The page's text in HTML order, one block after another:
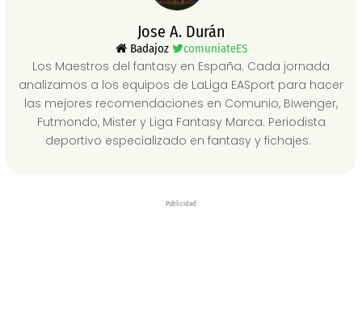
Jose A. Durán
Badajoz comuniateES
Los Maestros del fantasy en España. Cada jornada
analizamos a los equipos de LaLiga EASport para hacer
las mejores recomendaciones en Comunio, Biwenger,
Futmondo, Mister y Liga Fantasy Marca. Periodista
deportivo especializado en fantasy y fichajes.
Publicidad